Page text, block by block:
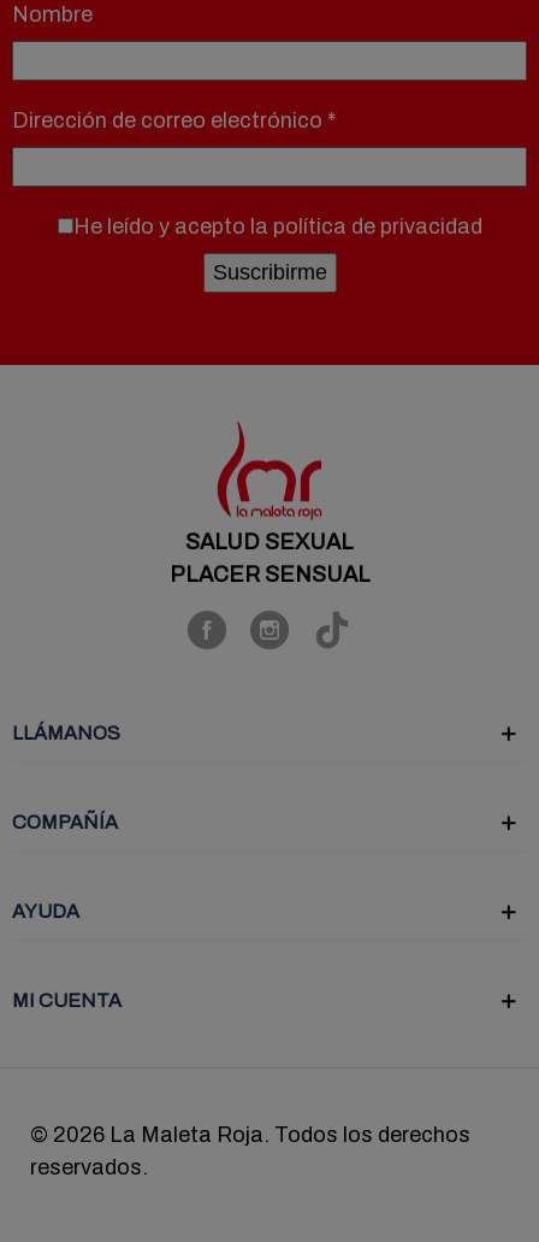
Nombre
Dirección de correo electrónico *
He leído y acepto la política de privacidad
SALUD SEXUAL
PLACER SENSUAL
LLÁMANOS
COMPAÑÍA
AYUDA
MI CUENTA
© 2026 La Maleta Roja. Todos los derechos
reservados.